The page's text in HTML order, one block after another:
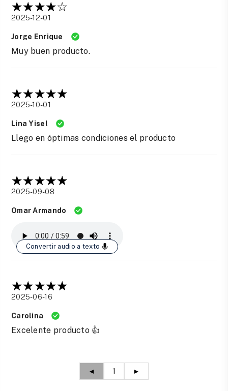
2025-12-01
Jorge Enrique
Muy buen producto.
2025-10-01
Lina Yisel
Llego en óptimas condiciones el producto
2025-09-08
Omar Armando
Convertir audio a texto
2025-06-16
Carolina
Excelente producto 👍
◄ 1 ►